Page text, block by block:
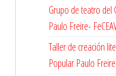
Grupo de teatro del
Paulo Freire-
Taller de creación
Popular Paulo